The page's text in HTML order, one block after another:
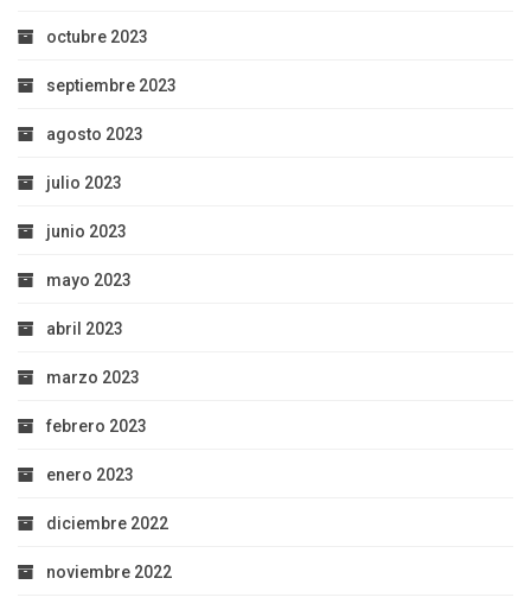
octubre 2023
septiembre 2023
agosto 2023
julio 2023
junio 2023
mayo 2023
abril 2023
marzo 2023
febrero 2023
enero 2023
diciembre 2022
noviembre 2022